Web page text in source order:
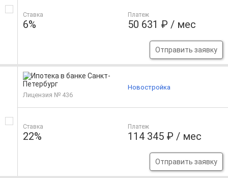
Ставка
6%
Платеж
50 631 ₽ / мес
Отправить заявку
Лицензия № 436
Ставка
22%
Платеж
114 345 ₽ / мес
Отправить заявку
Новостройка